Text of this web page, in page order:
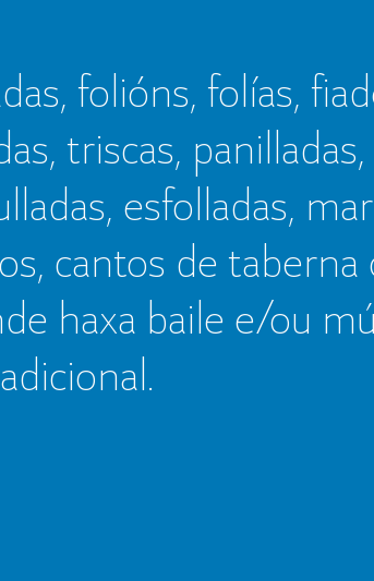
folións, folías,
triscas,
esfolladas,
cantos de taberna
haxa baile e/ou